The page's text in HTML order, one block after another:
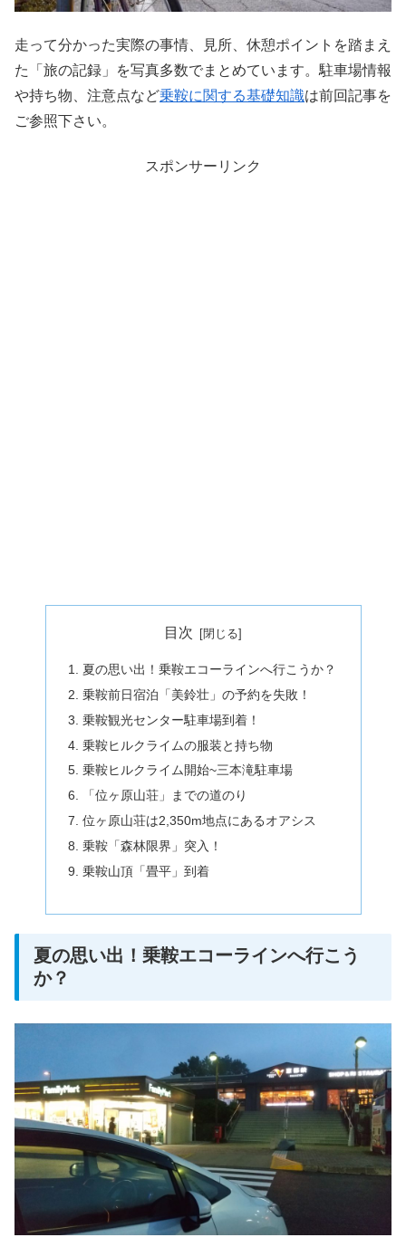
走って分かった実際の事情、見所、休憩ポイントを踏まえ
た「旅の記録」を写真多数でまとめています。駐車場情報
や持ち物、注意点など乗鞍に関する基礎知識は前回記事を
ご参照下さい。
スポンサーリンク
目次
夏の思い出！乗鞍エコーラインへ行こうか？
乗鞍前日宿泊「美鈴壮」の予約を失敗！
乗鞍観光センター駐車場到着！
乗鞍ヒルクライムの服装と持ち物
乗鞍ヒルクライム開始~三本滝駐車場
「位ヶ原山荘」までの道のり
位ヶ原山荘は2,350m地点にあるオアシス
乗鞍「森林限界」突入！
乗鞍山頂「畳平」到着
夏の思い出！乗鞍エコーラインへ行こう
か？